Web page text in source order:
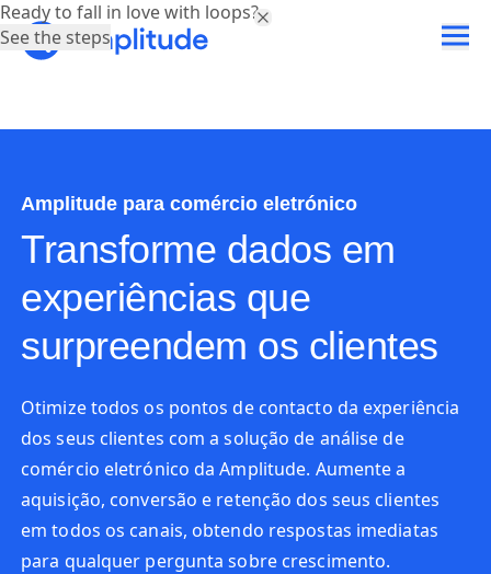
Amplitude para comércio eletrónico
Transforme dados em
experiências que
surpreendem os clientes
Otimize todos os pontos de contacto da experiência
dos seus clientes com a solução de análise de
comércio eletrónico da Amplitude. Aumente a
aquisição, conversão e retenção dos seus clientes
em todos os canais, obtendo respostas imediatas
para qualquer pergunta sobre crescimento.
Ready to fall in love with loops?
See the steps